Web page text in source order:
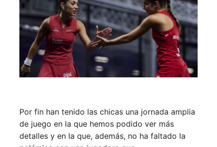
Por fin han tenido las chicas una jornada amplia
de juego en la que hemos podido ver más
detalles y en la que, además, no ha faltado la